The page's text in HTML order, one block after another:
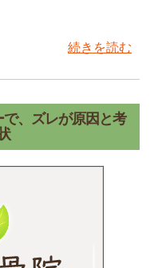
続きを読む
、ズレが原因と考